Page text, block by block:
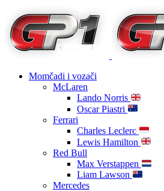
Momčadi i vozači
McLaren
Lando Norris
Oscar Piastri
Ferrari
Charles Leclerc
Lewis Hamilton
Red Bull
Max Verstappen
Liam Lawson
Mercedes